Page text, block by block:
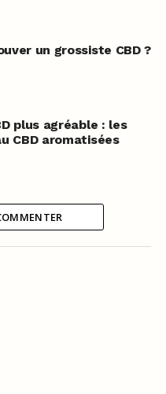
un grossiste CBD ?
plus agréable : les
CBD aromatisées